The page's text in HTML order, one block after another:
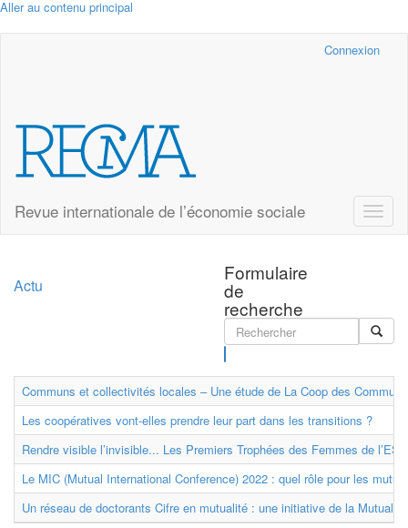
Aller au contenu principal
Connexion
Revue internationale de l’économie sociale
Toggle
Formulaire
de
recherche
Actu
Communs et collectivités locales – Une étude de La Coop des
Les coopératives vont-elles prendre leur part dans les transitions ?
Rendre visible l’invisible... Les Premiers Trophées des Femmes de
Le MIC (Mutual International Conference) 2022 : quel rôle pour les
Un réseau de doctorants Cifre en mutualité : une initiative de la